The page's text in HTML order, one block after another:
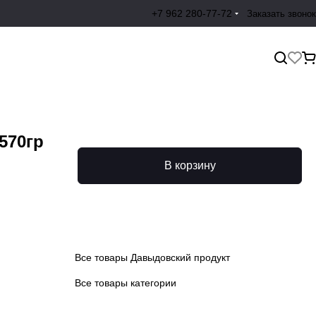
+7 962 280-77-72 Заказать звонок
В корзину
Все товары Давыдовский продукт
Все товары категории